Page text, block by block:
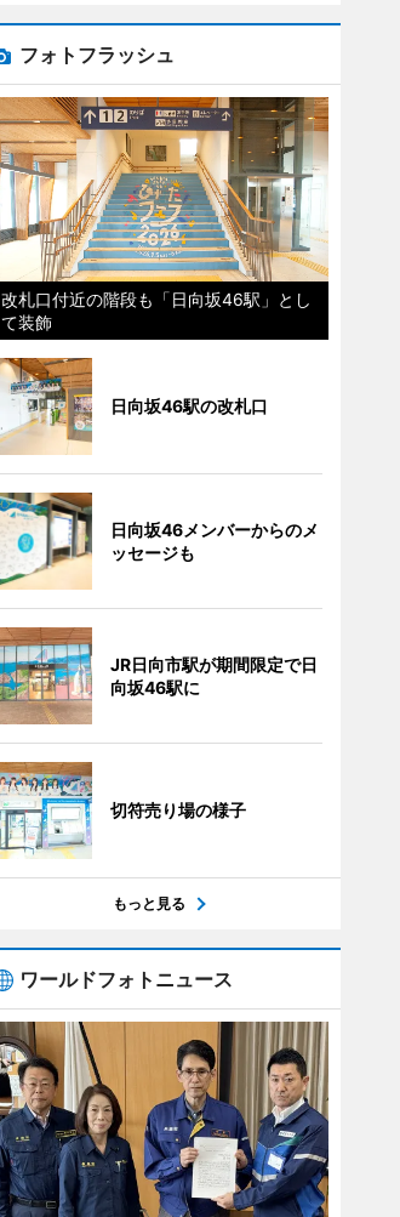
フォトフラッシュ
改札口付近の階段も「日向坂46駅」とし
て装飾
日向坂46駅の改札口
日向坂46メンバーからのメ
ッセージも
JR日向市駅が期間限定で日
向坂46駅に
切符売り場の様子
もっと見る
ワールドフォトニュース